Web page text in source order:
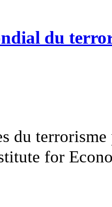
du
du
for